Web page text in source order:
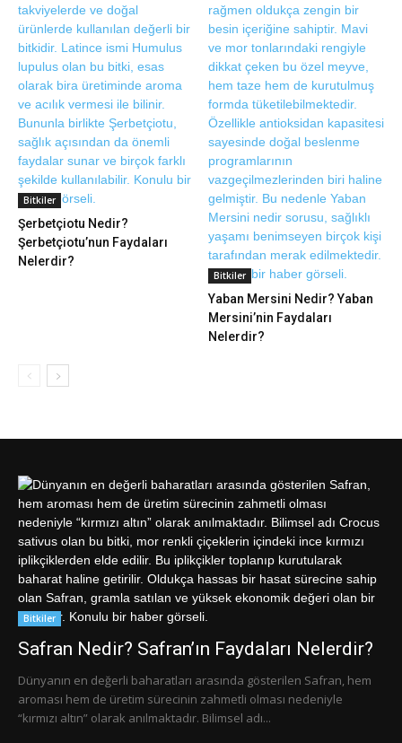
Bitkiler
Şerbetçiotu Nedir?
Şerbetçiotu’nun Faydaları
Nelerdir?
Bitkiler
Yaban Mersini Nedir? Yaban
Mersini’nin Faydaları
Nelerdir?
Bitkiler
Safran Nedir? Safran’ın Faydaları Nelerdir?
Dünyanın en değerli baharatları arasında gösterilen Safran, hem
aroması hem de üretim sürecinin zahmetli olması nedeniyle
“kırmızı altın” olarak anılmaktadır. Bilimsel adı...